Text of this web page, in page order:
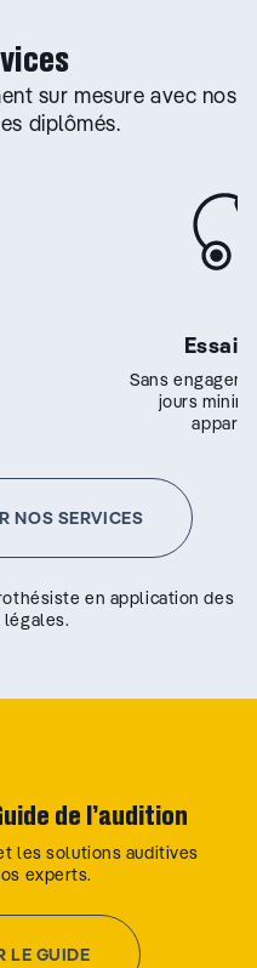
sur mesure avec nos
diplômés.
Essai
Sans
jours
NOS SERVICES
en application des
de l’audition
les solutions auditives
experts.
LE GUIDE